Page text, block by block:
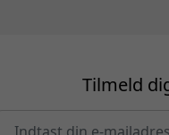
Tilmeld